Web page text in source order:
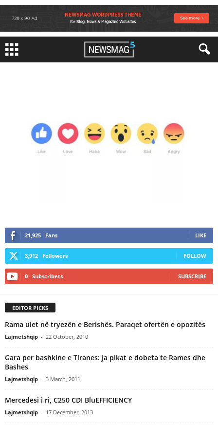
21,925 Fans LIKE
3,912 Followers FOLLOW
0 Subscribers SUBSCRIBE
EDITOR PICKS
Rama ulet në tryezën e Berishës. Paraqet ofertën e opozitës
Lajmetshqip - 22 October, 2010
Gara per bashkine e Tiranes: Ja pikat e dobeta te Rames dhe
Bashes
Lajmetshqip - 3 March, 2011
Mercedesi i ri, C250 CDI BluEFFICIENCY
Lajmetshqip - 17 December, 2013